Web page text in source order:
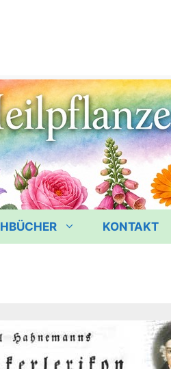
KONTAKT